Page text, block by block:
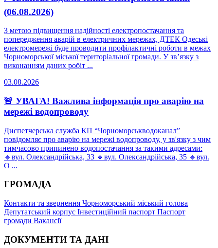
(06.08.2026)
З метою підвищення надійності електропостачання та
попередження аварій в електричних мережах, ДТЕК Одеські
електромережі буде проводити профілактичні роботи в межах
Чорноморської міської територіальної громади. У зв’язку з
виконанням даних робіт ...
03.08.2026
🚨 УВАГА! Важлива інформація про аварію на
мережі водопроводу
Диспетчерська служба КП “Чорноморськводоканал”
повідомляє про аварію на мережі водопроводу, у зв'язку з чим
тимчасово припинено водопостачання за такими адресами:
🔹вул. Олександрійська, 33 🔹вул. Олександрійська, 35 🔹вул.
О ...
ГРОМАДА
Контакти та звернення Чорноморський міський голова
Депутатський корпус Інвестиційний паспорт Паспорт
громади Вакансії
ДОКУМЕНТИ ТА ДАНІ